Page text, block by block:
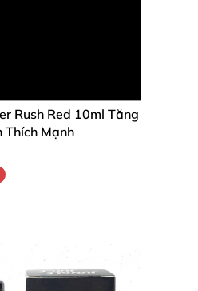
Rush Red 10ml Tăng
Thích Mạnh